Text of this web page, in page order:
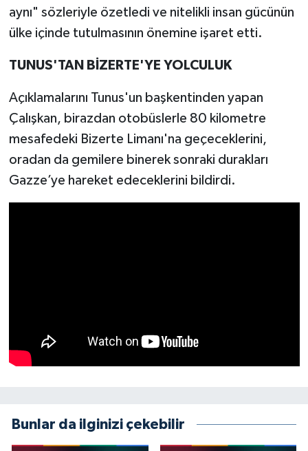
aynı" sözleriyle özetledi ve nitelikli insan gücünün
ülke içinde tutulmasının önemine işaret etti.
TUNUS'TAN BİZERTE'YE YOLCULUK
Açıklamalarını Tunus'un başkentinden yapan
Çalışkan, birazdan otobüslerle 80 kilometre
mesafedeki Bizerte Limanı'na geçeceklerini,
oradan da gemilere binerek sonraki durakları
Gazze’ye hareket edeceklerini bildirdi.
Bunlar da ilginizi çekebilir